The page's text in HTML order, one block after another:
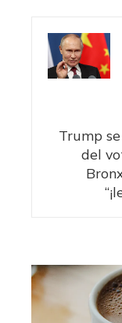
Trump
del